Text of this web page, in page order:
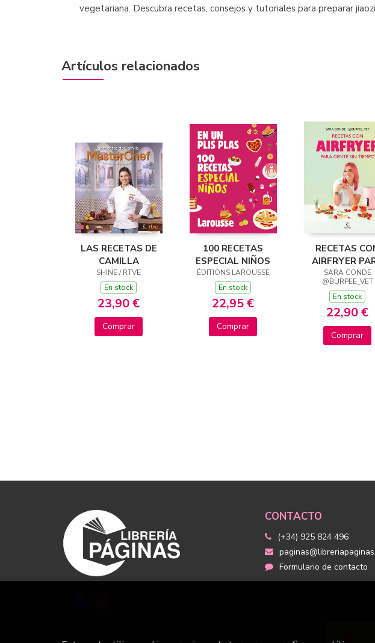
vegetariana. Descubra recetas, consejos y tutoriales para preparar
Artículos relacionados
LAS RECETAS DE
CAMILLA
SHINE / RTVE
En stock
23,90 €
Comprar
100 RECETAS
ESPECIAL NIÑOS
ÉDITIONS LAROUSSE
En stock
22,95 €
Comprar
RECETAS
AIRFRYER
GENTE SIN
SARA CONDE
@BURPEE_VET
En stock
22,90 €
Comprar
CONTACTO
(+34) 925 824 496
Formulario de contacto